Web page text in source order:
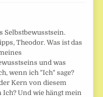
Selbstbewusstsein.
Theodor. Was ist das
und was
wenn ich "Ich" sage?
Kern von diesem
Ich? Und wie hängt mein